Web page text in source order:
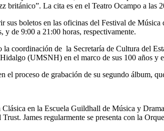
británico”. La cita es en el Teatro Ocampo a las
sus boletos en las oficinas del Festival de
y de 9:00 a 21:00 horas, respectivamente.
la coordinación de la Secretaría de Cultura del
(UMSNH) en el marco de sus 100 años y
el proceso de grabación de su segundo álbum,
en la Escuela Guildhall de Música y
James regularmente se presenta con la